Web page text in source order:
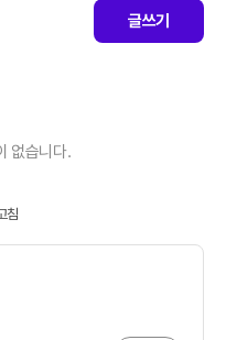
글쓰기
없습니다.
침